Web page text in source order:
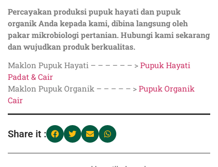
Percayakan produksi pupuk hayati dan pupuk
organik Anda kepada kami, dibina langsung oleh
pakar mikrobiologi pertanian. Hubungi kami sekarang
dan wujudkan produk berkualitas.
Maklon Pupuk Hayati – – – – – – >Pupuk Hayati
Padat & Cair
Maklon Pupuk Organik – – – – – >Pupuk Organik
Cair
Share it :